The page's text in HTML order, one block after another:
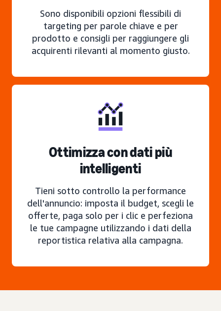
Sono disponibili opzioni flessibili di
targeting per parole chiave e per
prodotto e consigli per raggiungere gli
acquirenti rilevanti al momento giusto.
Ottimizza con dati più
intelligenti
Tieni sotto controllo la performance
dell'annuncio: imposta il budget, scegli le
offerte, paga solo per i clic e perfeziona
le tue campagne utilizzando i dati della
reportistica relativa alla campagna.